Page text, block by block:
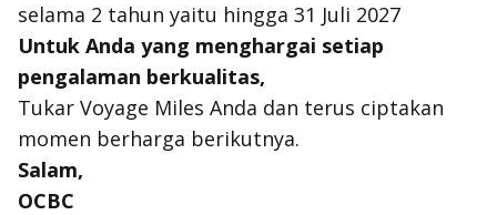
selama 2 tahun yaitu hingga 31 Juli 2027
Untuk Anda yang menghargai setiap
pengalaman berkualitas,
Tukar Voyage Miles Anda dan terus ciptakan
momen berharga berikutnya.
Salam,
OCBC